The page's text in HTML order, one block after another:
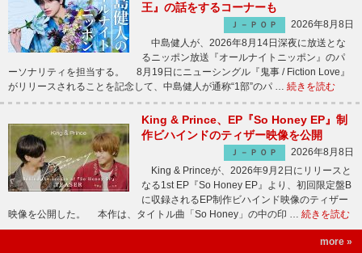
王』の話をするコーナーも
Ｊ－ＰＯＰ
2026年8月8日
中島健人が、2026年8月14日深夜に放送とな
るニッポン放送『オールナイトニッポン』のパ
ーソナリティを担当する。 8月19日にニューシングル『鬼事 / Fiction Love』
がリリースされることを記念して、中島健人が通称“1部”のパ … 続きを読む
King & Prince、EP『So Honey EP』制
作ビハインドのティザー映像を公開
Ｊ－ＰＯＰ
2026年8月8日
King & Princeが、2026年9月2日にリリースと
なる1st EP『So Honey EP』より、初回限定盤B
に収録されるEP制作ビハインド映像のティザー
映像を公開した。 本作は、タイトル曲「So Honey」の中の印 … 続きを読む
more »